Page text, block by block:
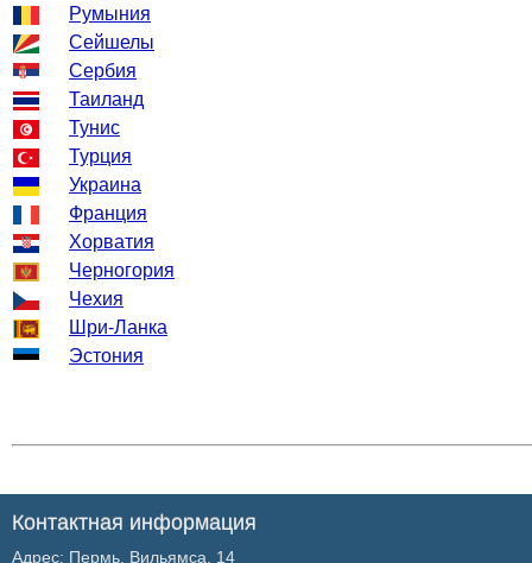
Румыния
Сейшелы
Сербия
Таиланд
Тунис
Турция
Украина
Франция
Хорватия
Черногория
Чехия
Шри-Ланка
Эстония
Контактная информация
Адрес: Пермь, Вильямса, 14